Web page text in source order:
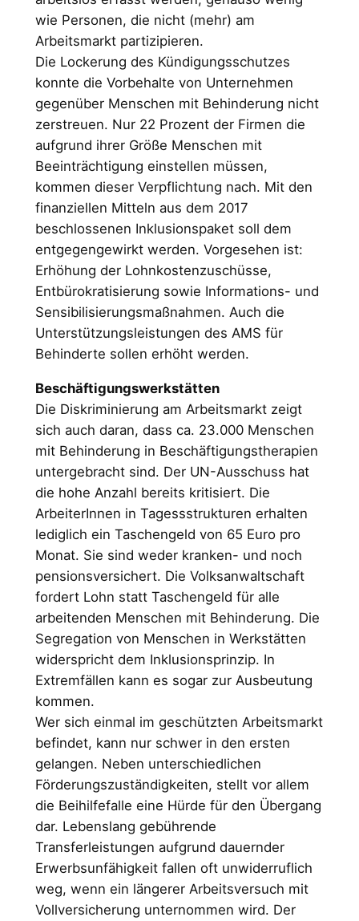
wie Personen, die nicht (mehr) am
Arbeitsmarkt partizipieren.
Die Lockerung des Kündigungsschutzes
konnte die Vorbehalte von Unternehmen
gegenüber Menschen mit Behinderung nicht
zerstreuen. Nur 22 Prozent der Firmen die
aufgrund ihrer Größe Menschen mit
Beeinträchtigung einstellen müssen,
kommen dieser Verpflichtung nach. Mit den
finanziellen Mitteln aus dem 2017
beschlossenen Inklusionspaket soll dem
entgegengewirkt werden. Vorgesehen ist:
Erhöhung der Lohnkostenzuschüsse,
Entbürokratisierung sowie Informations- und
Sensibilisierungsmaßnahmen. Auch die
Unterstützungsleistungen des AMS für
Behinderte sollen erhöht werden.
Beschäftigungswerkstätten
Die Diskriminierung am Arbeitsmarkt zeigt
sich auch daran, dass ca. 23.000 Menschen
mit Behinderung in Beschäftigungstherapien
untergebracht sind. Der UN-Ausschuss hat
die hohe Anzahl bereits kritisiert. Die
ArbeiterInnen in Tagessstrukturen erhalten
lediglich ein Taschengeld von 65 Euro pro
Monat. Sie sind weder kranken- und noch
pensionsversichert. Die Volksanwaltschaft
fordert Lohn statt Taschengeld für alle
arbeitenden Menschen mit Behinderung. Die
Segregation von Menschen in Werkstätten
widerspricht dem Inklusionsprinzip. In
Extremfällen kann es sogar zur Ausbeutung
kommen.
Wer sich einmal im geschützten Arbeitsmarkt
befindet, kann nur schwer in den ersten
gelangen. Neben unterschiedlichen
Förderungszuständigkeiten, stellt vor allem
die Beihilfefalle eine Hürde für den Übergang
dar. Lebenslang gebührende
Transferleistungen aufgrund dauernder
Erwerbsunfähigkeit fallen oft unwiderruflich
weg, wenn ein längerer Arbeitsversuch mit
Vollversicherung unternommen wird. Der